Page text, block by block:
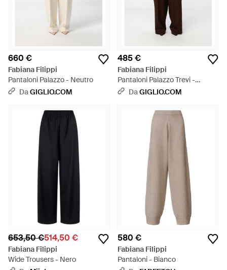
660 €
Fabiana Filippi
Pantaloni Palazzo - Neutro
DaGIGLIO.COM
485 €
Fabiana Filippi
Pantaloni Palazzo Trevi -
Marrone
DaGIGLIO.COM
653,50 €514,50 €
Fabiana Filippi
Wide Trousers - Nero
580 €
Fabiana Filippi
Pantaloni - Bianco